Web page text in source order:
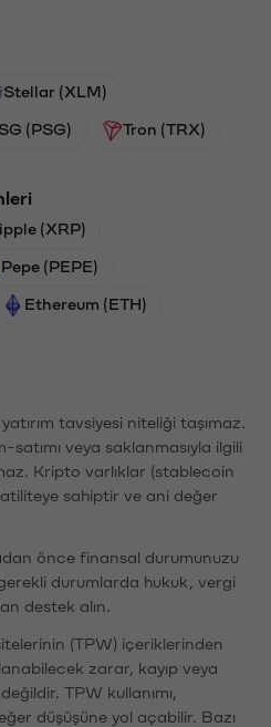
Stellar (XLM)
(PSG) Tron (TRX)
(XRP)
Pepe (PEPE)
Ethereum (ETH)
tavsiyesi niteliği taşımaz.
satımı veya saklanmasıyla ilgili
Kripto varlıklar (stablecoin
sahiptir ve ani değer
önce finansal durumunuzu
durumlarda hukuk, vergi
destek alın.
(TPW) içeriklerinden
zarar, kayıp veya
TPW kullanımı,
düşüşüne yol açabilir. Bazı